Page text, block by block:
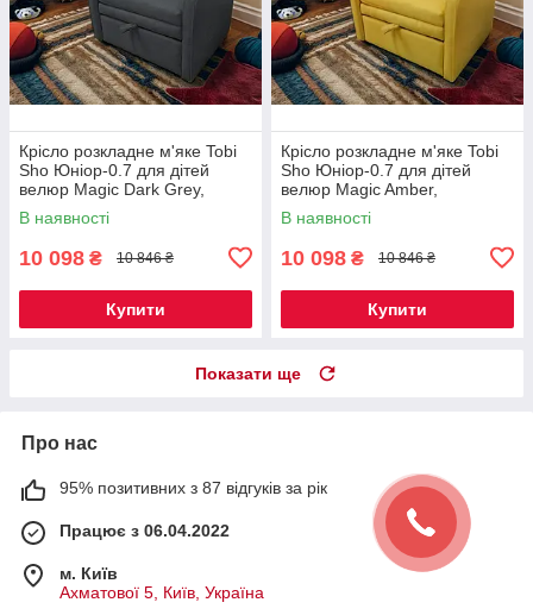
Крісло розкладне м'яке Tobi
Sho Юніор-0.7 для дітей
велюр Magic Dark Grey,
880х800х800 мм
В наявності
10 098 ₴ 10 846 ₴
Купити
Крісло розкладне м'яке Tobi
Sho Юніор-0.7 для дітей
велюр Magic Amber,
880х800х800 мм
В наявності
10 098 ₴ 10 846 ₴
Купити
Показати ще
Про нас
95% позитивних з 87 відгуків за рік
Працює з 06.04.2022
м. Київ
Ахматової 5, Київ, Україна